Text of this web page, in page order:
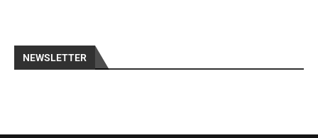
NEWSLETTER